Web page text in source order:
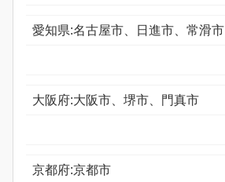
愛知県:名古屋市、日進市、常滑市
大阪府:大阪市、堺市、門真市
京都府:京都市